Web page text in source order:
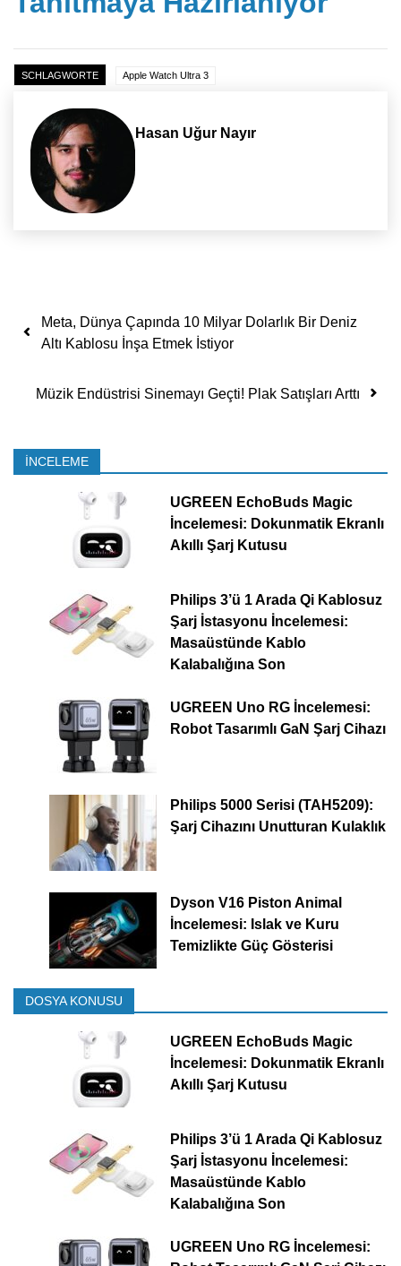
SCHLAGWORTE Apple Watch Ultra 3
Hasan Uğur Nayır
Yazı dolaşımı
Meta, Dünya Çapında 10 Milyar Dolarlık Bir Deniz
Altı Kablosu İnşa Etmek İstiyor
Müzik Endüstrisi Sinemayı Geçti! Plak Satışları Arttı
İNCELEME
UGREEN EchoBuds Magic
İncelemesi: Dokunmatik Ekranlı
Akıllı Şarj Kutusu
Philips 3’ü 1 Arada Qi Kablosuz
Şarj İstasyonu İncelemesi:
Masaüstünde Kablo
Kalabalığına Son
UGREEN Uno RG İncelemesi:
Robot Tasarımlı GaN Şarj Cihazı
Philips 5000 Serisi (TAH5209):
Şarj Cihazını Unutturan Kulaklık
Dyson V16 Piston Animal
İncelemesi: Islak ve Kuru
Temizlikte Güç Gösterisi
DOSYA KONUSU
UGREEN EchoBuds Magic
İncelemesi: Dokunmatik Ekranlı
Akıllı Şarj Kutusu
Philips 3’ü 1 Arada Qi Kablosuz
Şarj İstasyonu İncelemesi:
Masaüstünde Kablo
Kalabalığına Son
UGREEN Uno RG İncelemesi: